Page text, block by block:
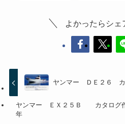
よかったらシェ
ヤンマー ＤＥ２６ カ
ヤンマー ＥＸ２５Ｂ カタログ作
年